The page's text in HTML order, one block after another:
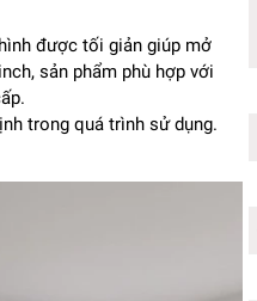
được tối giản giúp mở
sản phẩm phù hợp với
ịnh trong quá trình sử dụng.